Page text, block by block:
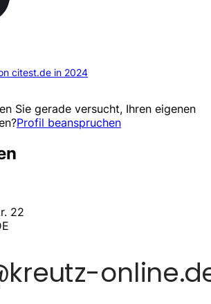
citest.de in 2024
Sie gerade versucht, Ihren eigenen
Profil beanspruchen
22